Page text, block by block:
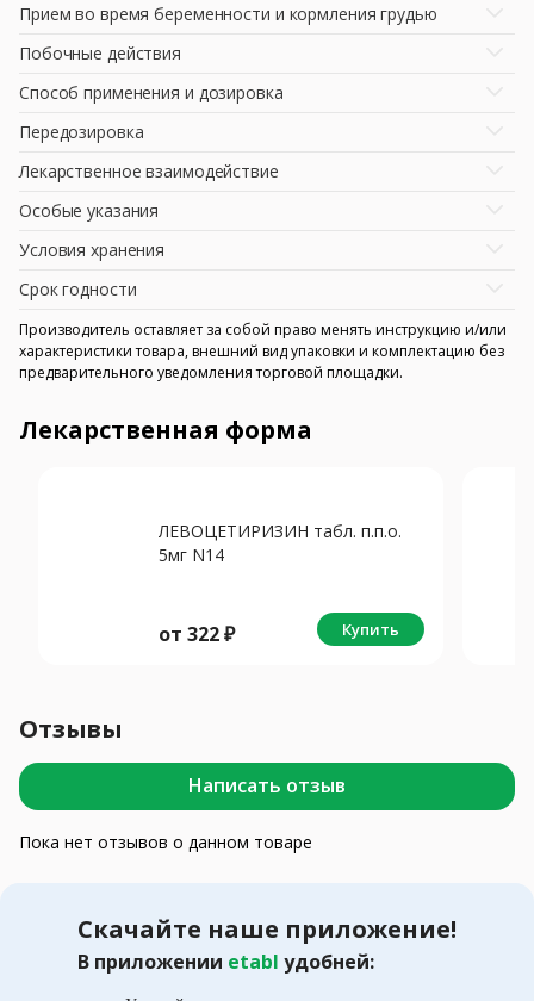
Прием во время беременности и кормления грудью
Побочные действия
Способ применения и дозировка
Передозировка
Лекарственное взаимодействие
Особые указания
Условия хранения
Срок годности
Производитель оставляет за собой право менять инструкцию и/или
характеристики товара, внешний вид упаковки и комплектацию без
предварительного уведомления торговой площадки.
Лекарственная форма
ЛЕВОЦЕТИРИЗИН табл. п.п.о.
5мг N14
от 322₽ Купить
Отзывы
Написать отзыв
Пока нет отзывов о данном товаре
Скачайте наше приложение!
В приложении etabl удобней: